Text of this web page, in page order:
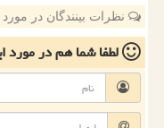
نظرات بینندگان در
لطفا شما همدر مورد